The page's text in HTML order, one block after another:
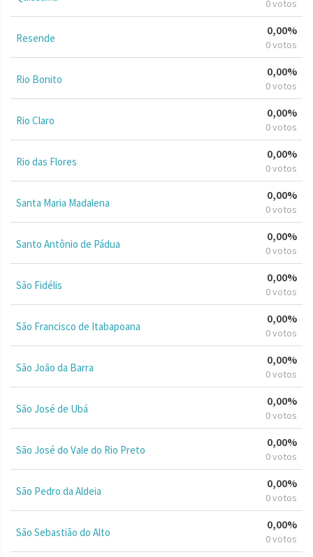
0 votos
Resende
0,00%
0 votos
Rio Bonito
0,00%
0 votos
Rio Claro
0,00%
0 votos
Rio das Flores
0,00%
0 votos
Santa Maria Madalena
0,00%
0 votos
Santo Antônio de Pádua
0,00%
0 votos
São Fidélis
0,00%
0 votos
São Francisco de Itabapoana
0,00%
0 votos
São João da Barra
0,00%
0 votos
São José de Ubá
0,00%
0 votos
São José do Vale do Rio Preto
0,00%
0 votos
São Pedro da Aldeia
0,00%
0 votos
São Sebastião do Alto
0,00%
0 votos